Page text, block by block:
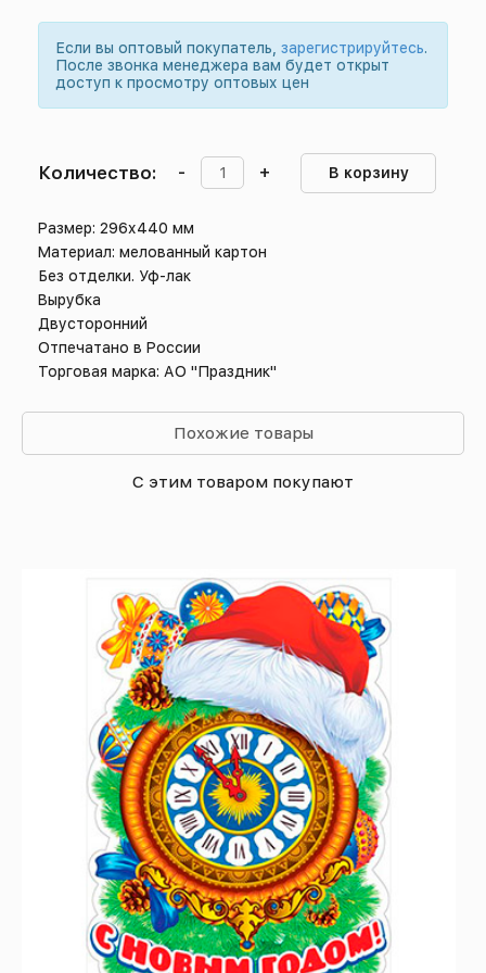
Если вы оптовый покупатель, зарегистрируйтесь.
После звонка менеджера вам будет открыт
доступ к просмотру оптовых цен
Количество: - + В корзину
Размер: 296х440 мм
Материал: мелованный картон
Без отделки. Уф-лак
Вырубка
Двусторонний
Отпечатано в России
Торговая марка: АО "Праздник"
Похожие товары
С этим товаром покупают